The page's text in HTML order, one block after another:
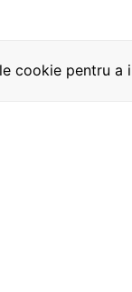
cookie pentru